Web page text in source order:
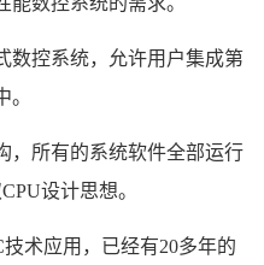
数控系统，允许用户集成第
，所有的系统软件全部运行
设计思想。
术应用，已经有20多年的